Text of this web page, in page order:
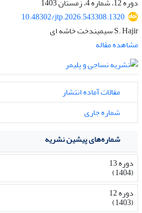
دوره 12، شماره 4، زمستان 1403
10.48302/jtp.2026.543308.1320
S. Hajir سیمیندخت خاشه ای
مشاهده مقاله
مقالات آماده انتشار
شماره جاری
شماره‌های پیشین نشریه
دوره 13
(1404)
دوره 12
(1403)